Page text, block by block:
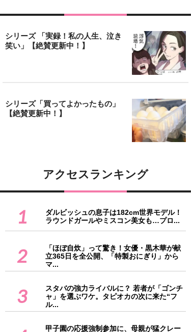
シリーズ 「実録！私の人生、泣き
笑い」【絶賛更新中！】
シリーズ「買ってよかったもの」
【絶賛更新中！】
アクセスランキング
1
ダルビッシュの息子は182cm世界モデル！
ラウンドガールやミスコン美女も…プロ...
2
「ほぼ自炊」って驚き！女優・黒木華が献
立365日を全公開、「特製おにぎり」から
マ...
3
スタバの強力ライバルに？ 若者が「ゴンチ
ャ」を選ぶワケ。タピオカの次に来た“フ
ル...
甲子園の応援強制参加に、母親が猛クレー